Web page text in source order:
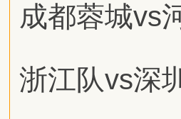
成都蓉城vs
浙江队vs深